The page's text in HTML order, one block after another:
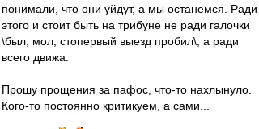
понимали, что они уйдут, а мы останемся. Ради
этого и стоит быть на трибуне не ради галочки
\был, мол, стопервый выезд пробил\, а ради
всего движа.
Прошу прощения за пафос, что-то нахлынуло.
Кого-то постоянно критикуем, а сами...